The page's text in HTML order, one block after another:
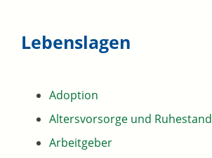
Lebenslagen
Adoption
Altersvorsorge und Ruhestand
Arbeitgeber